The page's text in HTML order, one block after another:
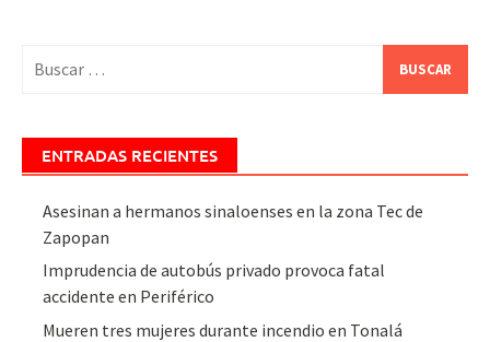
ENTRADAS RECIENTES
Asesinan a hermanos sinaloenses en la zona Tec de
Zapopan
Imprudencia de autobús privado provoca fatal
accidente en Periférico
Mueren tres mujeres durante incendio en Tonalá